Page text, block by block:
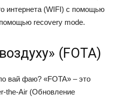
интернета (WIFI) с помощью
recovery mode.
(FOTA)
вай фаю? «FOTA» – это
the-Air (Обновление